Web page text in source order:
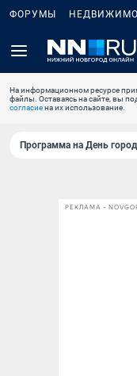
ФОРУМЫ
На информационном ресурсе
файлы. Оставаясь на сайте, вы
согласиена их использование.
Программа на День
РЕКЛАМА •